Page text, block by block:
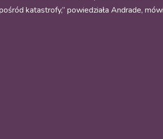
katastrofy,” powiedziała Andrade,